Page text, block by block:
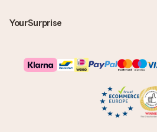
YourSurprise